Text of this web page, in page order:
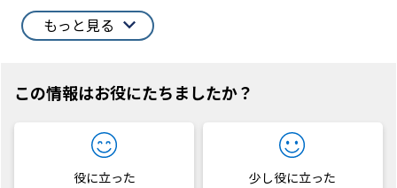
もっと見る
この情報はお役にたちましたか？
役に立った 少し役に立った